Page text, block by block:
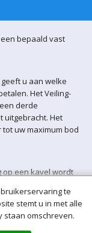
bepaald vast
u aan welke
Het Veiling-
derde
uitgebracht. Het
uw maximum bod
op een kavel wordt
verlengdte
stemt u in met alle
staan omschreven.